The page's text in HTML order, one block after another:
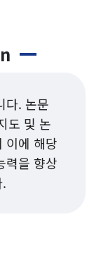
다. 논문
도 및 논
이에 해당
력을 향상